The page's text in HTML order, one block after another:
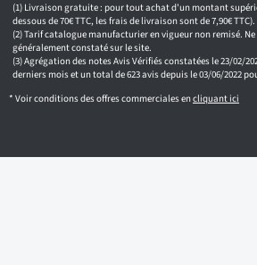
Livraison gratuite : pour tout achat d'un montant
dessous de 70€ TTC, les frais de livraison sont de 7,90€ TTC).
Tarif catalogue manufacturier en vigueur non remisé.
généralement constaté sur le site.
Agrégation des notes Avis Vérifiés constatées le 23/02/
derniers mois et un total de 623 avis depuis le 03/06/2022
* Voir conditions des offres commerciales encliquant ici